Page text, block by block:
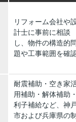
リフォーム会社や
計士に事前に相談
し、物件の構造的問
題や工事範囲を確
耐震補助・空き家
用補助・解体補助・
利子補給など、神
市および兵庫県の制